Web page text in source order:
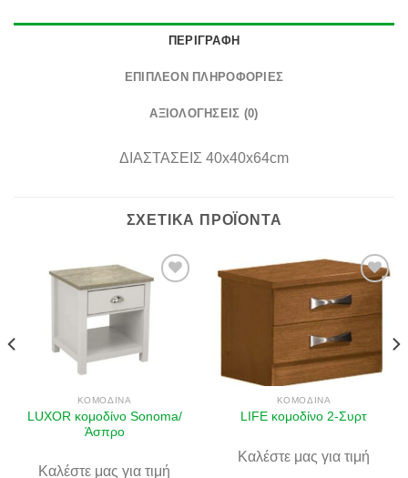
ΠΕΡΙΓΡΑΦΉ
ΕΠΙΠΛΈΟΝ ΠΛΗΡΟΦΟΡΊΕΣ
ΑΞΙΟΛΟΓΉΣΕΙΣ (0)
ΔΙΑΣΤΑΣΕΙΣ 40x40x64cm
ΣΧΕΤΙΚΆ ΠΡΟΪΌΝΤΑ
επιθυμιών
ΚΟΜΟΔΊΝΑ
LUXOR κομοδίνο Sonoma/
Άσπρο
Καλέστε μας για τιμή
Πρόσθήκη
στην λίστα
επιθυμιών
ΚΟΜΟΔΊΝΑ
LIFE κομοδίνο 2-Συρτ
Καλέστε μας για τιμή